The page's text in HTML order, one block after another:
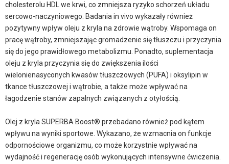
cholesterolu HDL we krwi, co zmniejsza ryzyko schorzeń układu
sercowo-naczyniowego. Badania in vivo wykazały również
pozytywny wpływ oleju z kryla na zdrowie wątroby. Wspomaga on
pracę wątroby, zmniejszając gromadzenie się tłuszczu i przyczynia
się do jego prawidłowego metabolizmu. Ponadto, suplementacja
oleju z kryla przyczynia się do zwiększenia ilości
wielonienasyconych kwasów tłuszczowych (PUFA) i oksylipin w
tkance tłuszczowej i wątrobie, a także może wpływać na
łagodzenie stanów zapalnych związanych z otyłością.
Olej z kryla SUPERBA Boost® przebadano również pod kątem
wpływu na wyniki sportowe. Wykazano, że wzmacnia on funkcje
odpornościowe organizmu, co może korzystnie wpływać na
wydajność i regenerację osób wykonujących intensywne ćwiczenia.